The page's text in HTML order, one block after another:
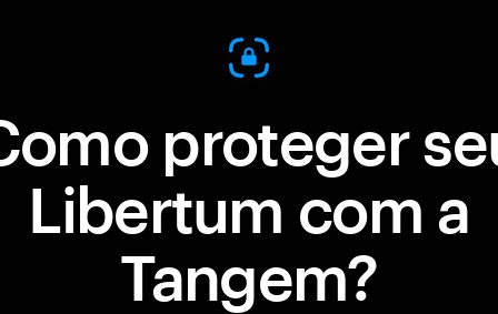
proteger
Libertum com a
Tangem?